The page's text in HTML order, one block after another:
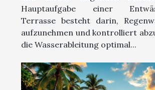
Hauptaufgabe einer
Terrasse besteht darin,
aufzunehmen und kontrolliert
die Wasserableitung optimal...